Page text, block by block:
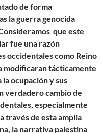
de forma
la guerra genocida
que este
fue una razón
occidentales como Reino
modificaran tácticamente
la ocupación y sus
verdadero cambio de
especialmente
través de esta amplia
la narrativa palestina